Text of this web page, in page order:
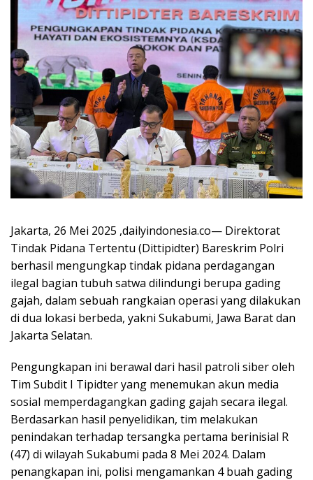
Jakarta, 26 Mei 2025 ,dailyindonesia.co— Direktorat
Tindak Pidana Tertentu (Dittipidter) Bareskrim Polri
berhasil mengungkap tindak pidana perdagangan
ilegal bagian tubuh satwa dilindungi berupa gading
gajah, dalam sebuah rangkaian operasi yang dilakukan
di dua lokasi berbeda, yakni Sukabumi, Jawa Barat dan
Jakarta Selatan.
Pengungkapan ini berawal dari hasil patroli siber oleh
Tim Subdit I Tipidter yang menemukan akun media
sosial memperdagangkan gading gajah secara ilegal.
Berdasarkan hasil penyelidikan, tim melakukan
penindakan terhadap tersangka pertama berinisial R
(47) di wilayah Sukabumi pada 8 Mei 2024. Dalam
penangkapan ini, polisi mengamankan 4 buah gading